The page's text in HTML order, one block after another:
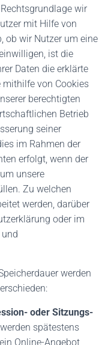
wir
mit Hilfe von
ob wir Nutzer um eine
ist die
Daten die erklärte
von Cookies
berechtigten
Betrieb
seiner
im Rahmen der
erfolgt, wenn der
unsere
Zu welchen
werden, darüber
oder im
werden
oder Sitzungs-
spätestens
Online-Angebot